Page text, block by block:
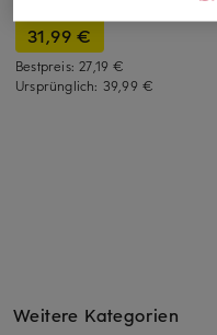
31,99 €
Bestpreis:27,19 €
Ursprünglich: 39,99 €
Weitere Kategorien